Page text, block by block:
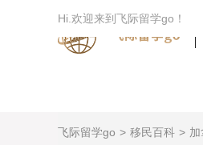
Hi.欢迎来到飞际留学go！
飞际留学go 移民百科